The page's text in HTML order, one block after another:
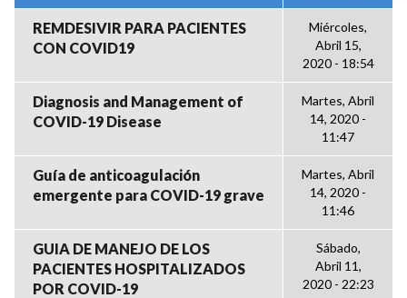
REMDESIVIR PARA PACIENTES
CON COVID19
Miércoles,
Abril 15,
2020 - 18:54
Diagnosis and Management of
COVID-19 Disease
Martes, Abril
14, 2020 -
11:47
Guía de anticoagulación
emergente para COVID-19 grave
Martes, Abril
14, 2020 -
11:46
GUIA DE MANEJO DE LOS
PACIENTES HOSPITALIZADOS
POR COVID-19
Sábado,
Abril 11,
2020 - 22:23